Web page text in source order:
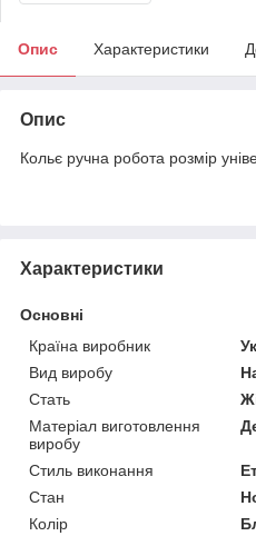
Опис Характеристики
Опис
Кольє ручна робота розмір
Характеристики
Основні
Країна виробник
Вид виробу
Стать
Матеріал виготовлення
виробу
Стиль виконання
Стан
Колір